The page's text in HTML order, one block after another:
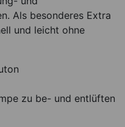
Als besonderes Extra
und leicht ohne
zu be- und entlüften